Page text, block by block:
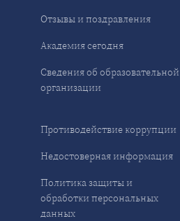
Отзывы и поздравления
Академия сегодня
Сведения об образовательной
организации
Противодействие коррупции
Недостоверная информация
Политика защиты и
обработки персональных
данных